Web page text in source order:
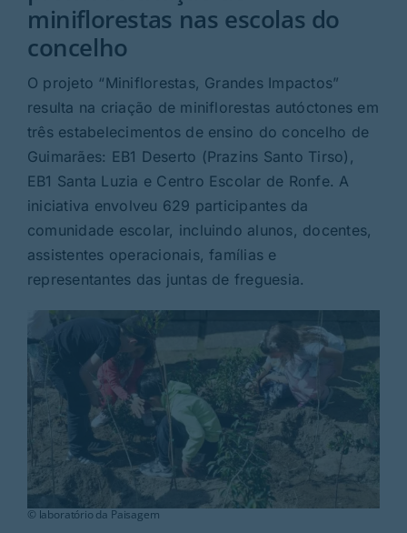
Rubricas
Revista
Search
miniflorestas nas escolas do
concelho
O projeto “Miniflorestas, Grandes Impactos”
resulta na criação de miniflorestas autóctones em
três estabelecimentos de ensino do concelho de
Guimarães: EB1 Deserto (Prazins Santo Tirso),
EB1 Santa Luzia e Centro Escolar de Ronfe. A
iniciativa envolveu 629 participantes da
comunidade escolar, incluindo alunos, docentes,
assistentes operacionais, famílias e
representantes das juntas de freguesia.
© laboratório da Paisagem